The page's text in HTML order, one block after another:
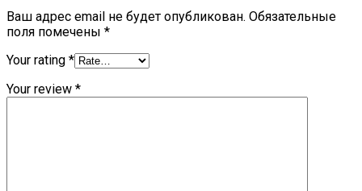
Ваш адрес email не будет опубликован. Обязательные
поля помечены *
Your rating *
Your review *